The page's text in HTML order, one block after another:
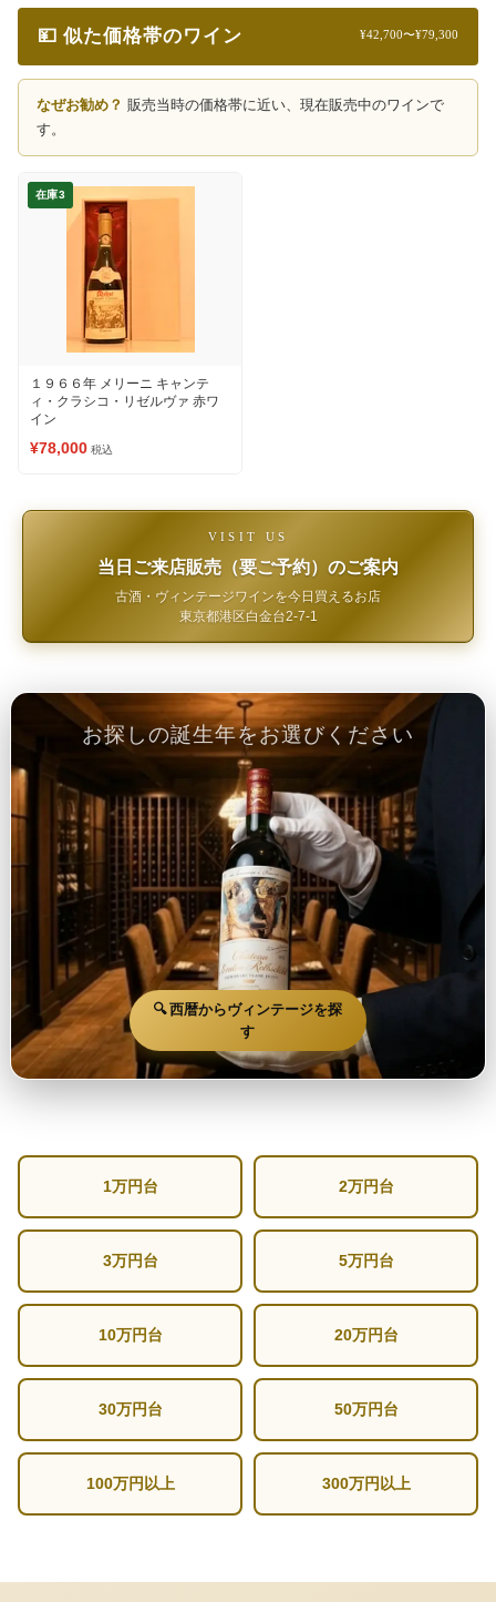
💴 似た価格帯のワイン ¥42,700〜¥79,300
なぜお勧め？ 販売当時の価格帯に近い、現在販売中のワインで
す。
在庫3
１９６６年 メリーニ キャンテ
ィ・クラシコ・リゼルヴァ 赤ワ
イン
¥78,000 税込
VISIT US
当日ご来店販売（要ご予約）のご案内
古酒・ヴィンテージワインを今日買えるお店
東京都港区白金台2-7-1
お探しの誕生年をお選びください
🔍 西暦からヴィンテージを探
す
1万円台 2万円台
3万円台 5万円台
10万円台 20万円台
30万円台 50万円台
100万円以上 300万円以上